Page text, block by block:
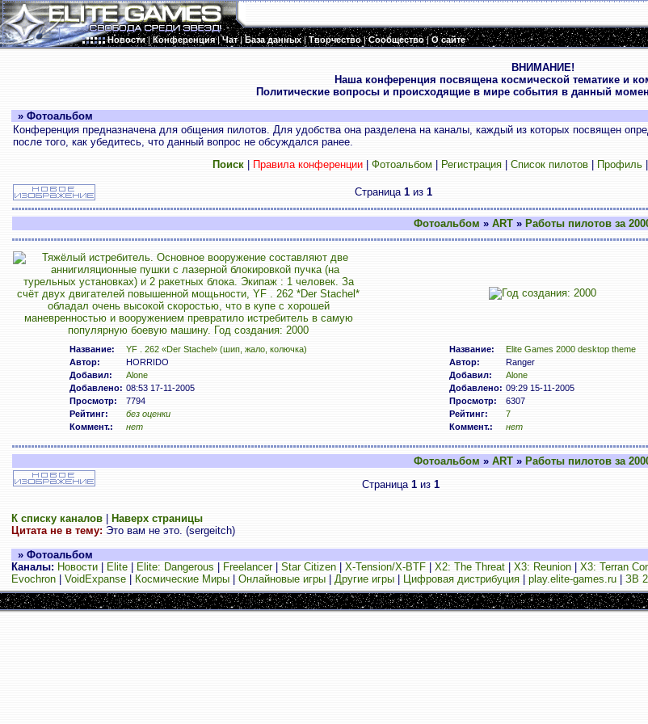
Новости|Конференция|Чат|База данных|Творчество|Сообщество|О сайте
ВНИМАНИЕ!
Наша конференция посвящена космической тематике и
Политические вопросы и происходящие в мире события в данный
» Фотоальбом
Конференция предназначена для общения пилотов. Для удобства она разделена на каналы, каждый из которых посвящен
после того, как убедитесь, что данный вопрос не обсуждался ранее.
Поиск| Правила конференции| Фотоальбом Регистрация| Список пилотов| Профиль|
Страница 1из 1
Фотоальбом » ART » Работы пилотов за
Название:
YF . 262 «Der Stachel» (шип, жало, колючка)
Автор:
HORRIDO
Добавил:
Alone
Добавлено: 08:53 17-11-2005
Просмотр:
7794
Рейтинг:
без оценки
Коммент.:
нет
Название:
Elite Games 2000 desktop theme
Автор:
Ranger
Добавил:
Alone
Добавлено: 09:29 15-11-2005
Просмотр:
6307
Рейтинг:
7
Коммент.:
нет
Фотоальбом » ART » Работы пилотов за
Страница 1 из 1
К списку каналов|
Наверх страницы
Цитата не в тему:Это вам не это. (sergeitch)
» Фотоальбом
Каналы: Новости| Elite| Elite: Dangerous Freelancer| Star Citizen| X-Tension/X-BTF| X2: The Threat| X3: Reunion| X3: Terran
Evochron| VoidExpanse| Космические Миры| Онлайновые игры| Другие игры| Цифровая дистрибуция| play.elite-games.ru| ЗВ